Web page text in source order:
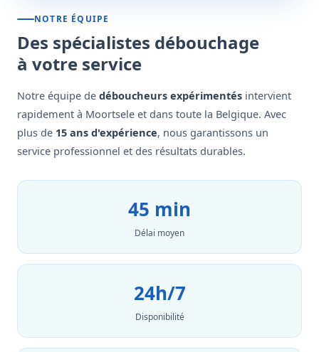
NOTRE ÉQUIPE
Des spécialistes débouchage
à votre service
Notre équipe de déboucheurs expérimentés intervient
rapidement à Moortsele et dans toute la Belgique. Avec
plus de 15 ans d'expérience, nous garantissons un
service professionnel et des résultats durables.
45 min
Délai moyen
24h/7
Disponibilité